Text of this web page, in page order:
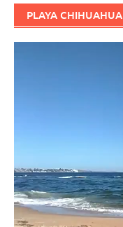
PLAYA CHIHUAHUA